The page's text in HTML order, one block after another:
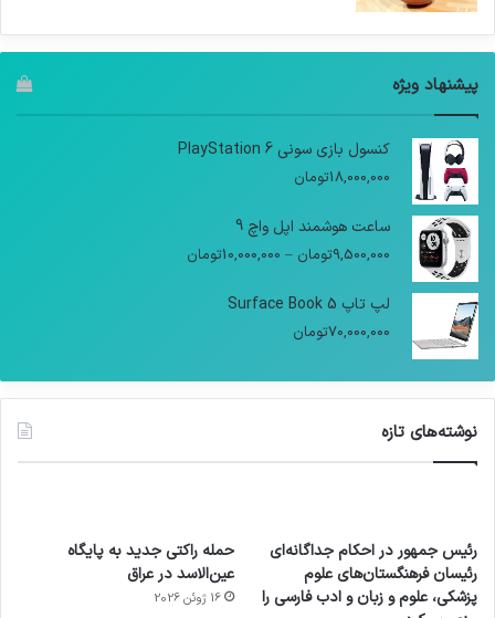
پیشنهاد ویژه
کنسول بازی سونی PlayStation 6
18,000,000تومان
ساعت هوشمند اپل واچ 9
9,500,000تومان –
10,000,000تومان
لپ تاپ Surface Book 5
70,000,000تومان
نوشته‌های تازه
رئیس جمهور در احکام جداگانه‌ای
رئیسان فرهنگستان‌های علوم
پزشکی، علوم و زبان و ادب فارسی را
حمله راکتی جدید به پایگاه
عین‌الاسد در عراق
16 ژوئن 2026